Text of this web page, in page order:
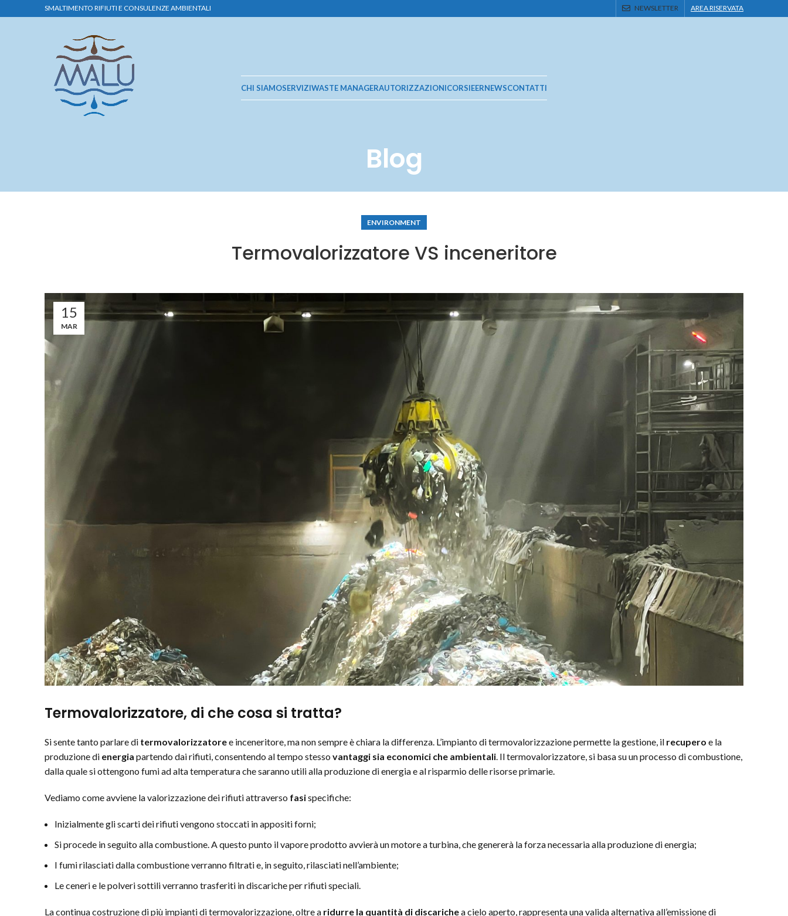
SMALTIMENTO RIFIUTI E CONSULENZE AMBIENTALI NEWSLETTER AREA RISERVATA
CHI SIAMOSERVIZIWASTE MANAGERAUTORIZZAZIONICORSIEERNEWSCONTATTI
Blog
ENVIRONMENT
Termovalorizzatore VS inceneritore
15
MAR
Termovalorizzatore, di che cosa si tratta?
Si sente tanto parlare di termovalorizzatoree inceneritore, ma non sempre è chiara la differenza. L’impianto di termovalorizzazione permette la gestione, il recupero e la
produzione di energia partendo dai rifiuti, consentendo al tempo stesso vantaggi sia economici che ambientali. Il termovalorizzatore, si basa su un processo di combustione,
dalla quale si ottengono fumi ad alta temperatura che saranno utili alla produzione di energia e al risparmio delle risorse primarie.
Vediamo come avviene la valorizzazione dei rifiuti attraverso fasispecifiche:
Inizialmente gli scarti dei rifiuti vengono stoccati in appositi forni;
Si procede in seguito alla combustione. A questo punto il vapore prodotto avvierà un motore a turbina, che genererà la forza necessaria alla produzione di energia;
I fumi rilasciati dalla combustione verranno filtrati e, in seguito, rilasciati nell’ambiente;
Le ceneri e le polveri sottili verranno trasferiti in discariche per rifiuti speciali.
La continua costruzione di più impianti di termovalorizzazione, oltre a ridurre la quantità di discarichea cielo aperto, rappresenta una valida alternativa all’emissione di